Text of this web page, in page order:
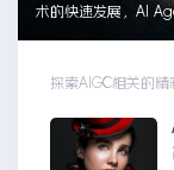
术的快速发展，AI
探索AIGC相关的